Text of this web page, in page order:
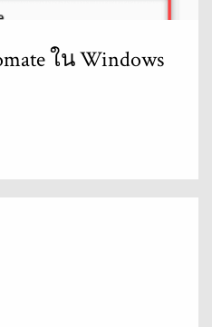
ใน Windows